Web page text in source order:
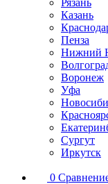
Рязань
Казань
Пенза
Нижний
Воронеж
Уфа
Сургут
Иркутск
0